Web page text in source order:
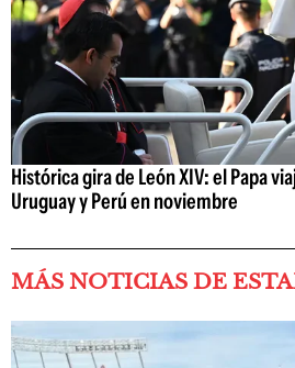
Histórica gira de León XIV: el Papa
Uruguay y Perú en noviembre
MÁS NOTICIAS DE